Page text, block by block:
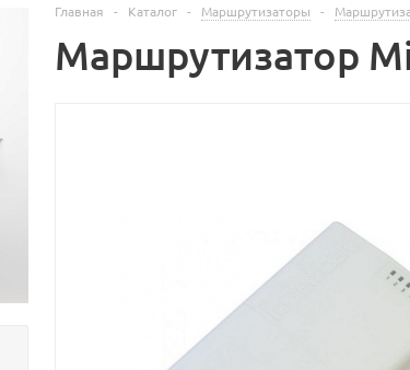
Главная - Каталог - Маршрутизаторы -
Маршрутизатор